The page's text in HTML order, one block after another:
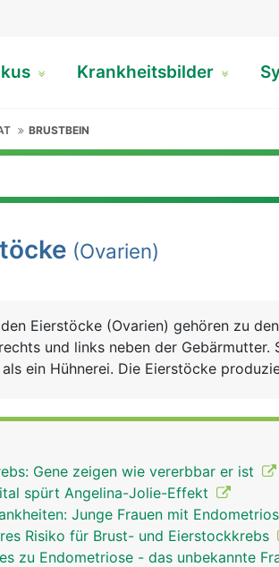
Krankheitsbilder
BRUSTBEIN
(Ovarien)
Eierstöcke (Ovarien) gehören zu
und links neben der
ein Hühnerei. Die Eierstöcke
Eizellen in Hohlräumen (Follikel), die
liegen. Jeder Follikel enthält eine
jeden Monat eine Eizelle aus,
Gene zeigen wie vererbbar er ist
spürt Angelina-Jolie-Effekt
Junge Frauen mit
Risiko für Brust- und Eierstockkrebs
zu Endometriose - das unbekannte